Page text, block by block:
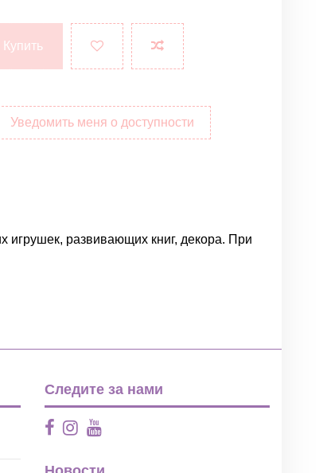
Купить
Уведомить меня о доступности
игрушек, развивающих книг, декора. При
Следите за нами